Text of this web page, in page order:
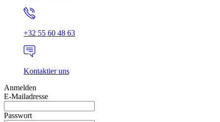
+32 55 60 48 63
Kontaktier uns
Anmelden
E-Mailadresse
Passwort